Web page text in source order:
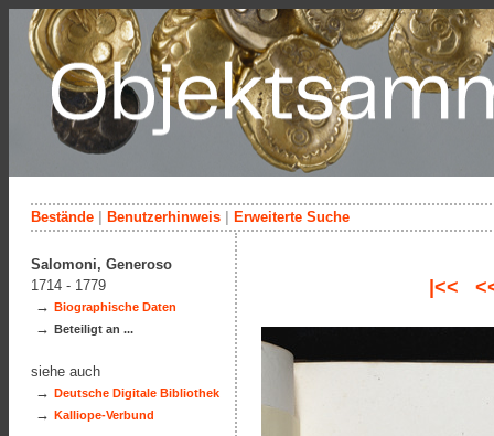
Bestände Benutzerhinweis Erweiterte Suche
|<<
Salomoni, Generoso
1714 - 1779
→ Biographische Daten
→ Beteiligt an ...
siehe auch
→ Deutsche Digitale Bibliothek
→ Kalliope-Verbund